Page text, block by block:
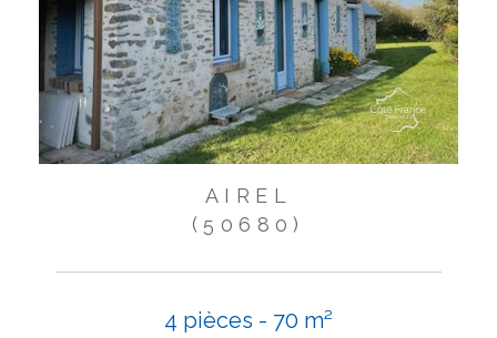
AIREL
(50680)
4 pièces - 70 m²